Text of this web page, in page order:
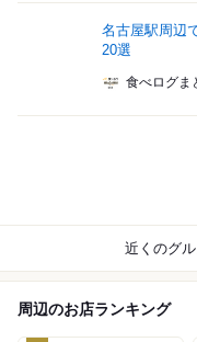
名古屋駅周辺
20選
食べログま
近くのグ
周辺のお店ランキング